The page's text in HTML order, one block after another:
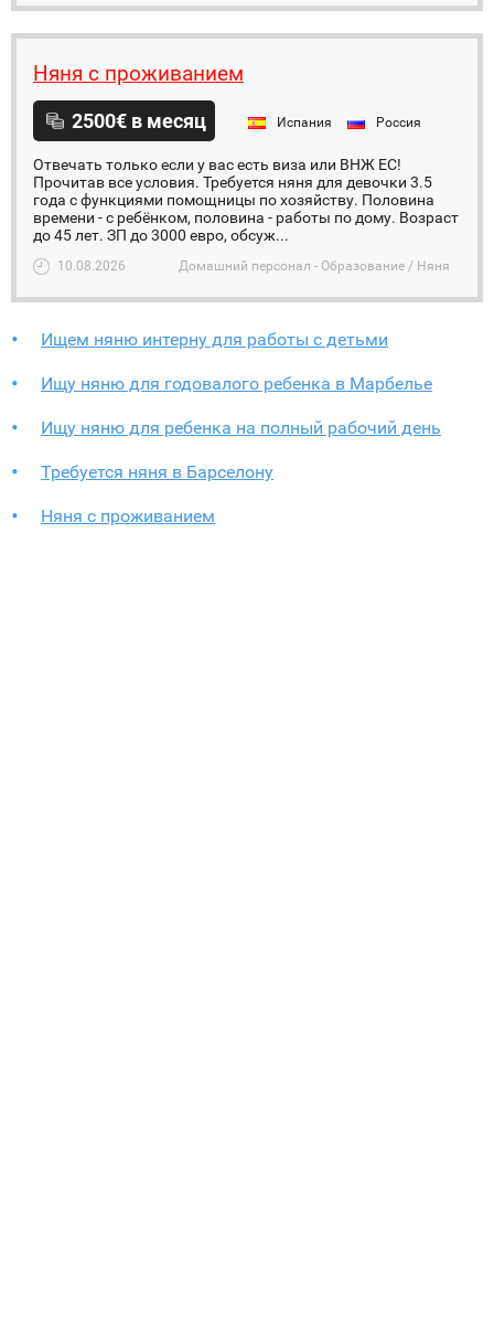
Няня с проживанием
2500€ в месяц Испания Россия
Отвечать только если у вас есть виза или ВНЖ ЕС!
Прочитав все условия. Требуется няня для девочки 3.5
года с функциями помощницы по хозяйству. Половина
времени - с ребёнком, половина - работы по дому. Возраст
до 45 лет. ЗП до 3000 евро, обсуж...
10.08.2026 Домашний персонал - Образование / Няня
Ищем няню интерну для работы с детьми
Ищу няню для годовалого ребенка в Марбелье
Ищу няню для ребенка на полный рабочий день
Требуется няня в Барселону
Няня с проживанием